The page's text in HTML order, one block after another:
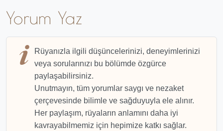
Yorum Yaz
Rüyanızla ilgili düşüncelerinizi, deneyimlerinizi
veya sorularınızı bu bölümde özgürce
paylaşabilirsiniz.
Unutmayın, tüm yorumlar saygı ve nezaket
çerçevesinde bilimle ve sağduyuyla ele alınır.
Her paylaşım, rüyaların anlamını daha iyi
kavrayabilmemiz için hepimize katkı sağlar.